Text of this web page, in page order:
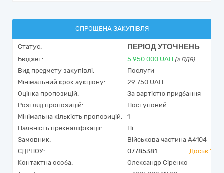
СПРОЩЕНА ЗАКУПІВЛЯ
Статус: ПЕРІОД УТОЧНЕНЬ
Бюджет: 5 950 000 UAH (з ПДВ)
Вид предмету закупівлі:
Послуги
Мінімальний крок аукціону:
29 750 UAH
Оцінка пропозицій:
За вартістю придбання
Розгляд пропозицій:
Поступовий
Мінімальна кількість пропозицій:
1
Наявність прекваліфікації:
Ні
Замовник:
Військова частина А4104
ЄДРПОУ:
07785381
Досьє
Контактна особа:
Олександр Сіренко